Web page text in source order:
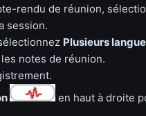
rendu de réunion,
session.
Plusieurs
notes de réunion.
en haut à droite